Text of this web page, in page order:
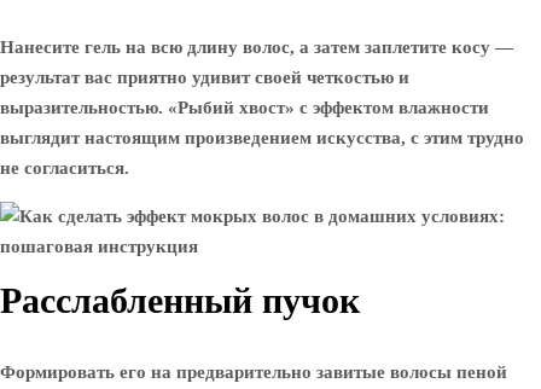
Нанесите гель на всю длину волос, а затем заплетите косу —
результат вас приятно удивит своей четкостью и
выразительностью. «Рыбий хвост» с эффектом влажности
выглядит настоящим произведением искусства, с этим трудно
не согласиться.
Расслабленный пучок
Формировать его на предварительно завитые волосы пеной